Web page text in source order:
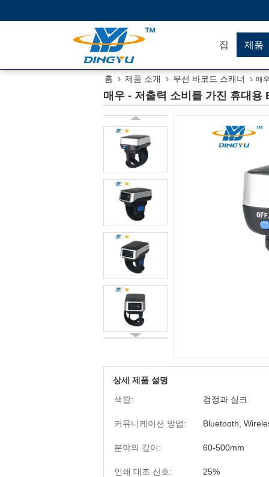
집 제품
홈 제품 소개 무선 바코드 스캐너 매
매우 - 저출력 소비를 가진 휴대
상세 제품 설명
색깔:
검정과 실크
커뮤니케이션 방법: Bluetooth,
분야의 깊이: 60-500mm
인쇄 대조 신호: 25%